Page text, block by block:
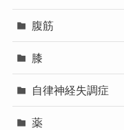
腹筋
膝
自律神経失調症
薬